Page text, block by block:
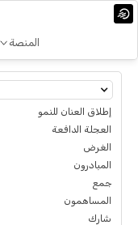
المنصة
إطلاق العنان للنمو
العجلة الدافعة
الغرض
المبادرون
جمع
المساهمون
شارك